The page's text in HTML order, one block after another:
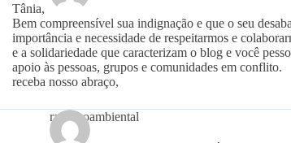
Tânia,
Bem compreensível sua indignação e que o seu
importância e necessidade de respeitarmos e
e a solidariedade que caracterizam o blog e você
apoio às pessoas, grupos e comunidades em conflito.
receba nosso abraço,
racismoambiental